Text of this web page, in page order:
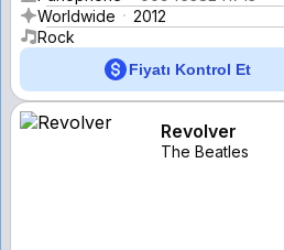
Worldwide
2012
Rock
Fiyatı Kontrol Et
Revolver
The Beatles